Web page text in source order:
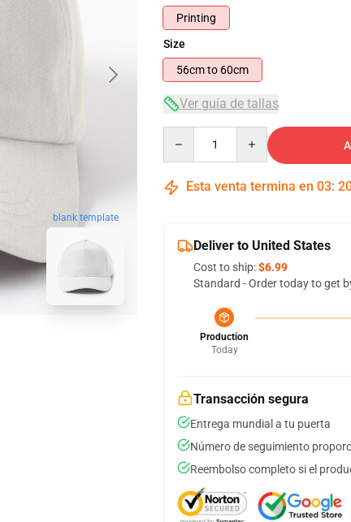
blank template
Printing
Size
56cm to 60cm
Ver guía de tallas
Esta venta termina en 03:
Deliver to United States
Cost to ship:$6.99
Standard - Order today to get
Production
Today
Transacción segura
Entrega mundial a tu puerta
Número de seguimiento
Reembolso completo si el